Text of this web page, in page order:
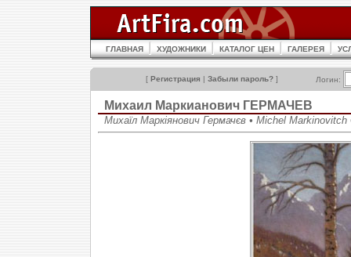
ГЛАВНАЯ ХУДОЖНИКИ КАТАЛОГ ЦЕН ГАЛЕРЕЯ
[ Регистрация | Забыли пароль? ] Логин:
Михаил Маркианович ГЕРМАЧЕВ
Михаїл Маркіянович Гермачєв • Michel